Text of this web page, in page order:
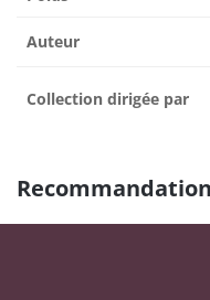
Auteur
Collection dirigée par